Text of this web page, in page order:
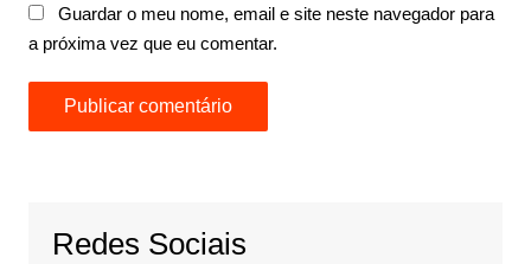
Guardar o meu nome, email e site neste navegador para
a próxima vez que eu comentar.
Redes Sociais